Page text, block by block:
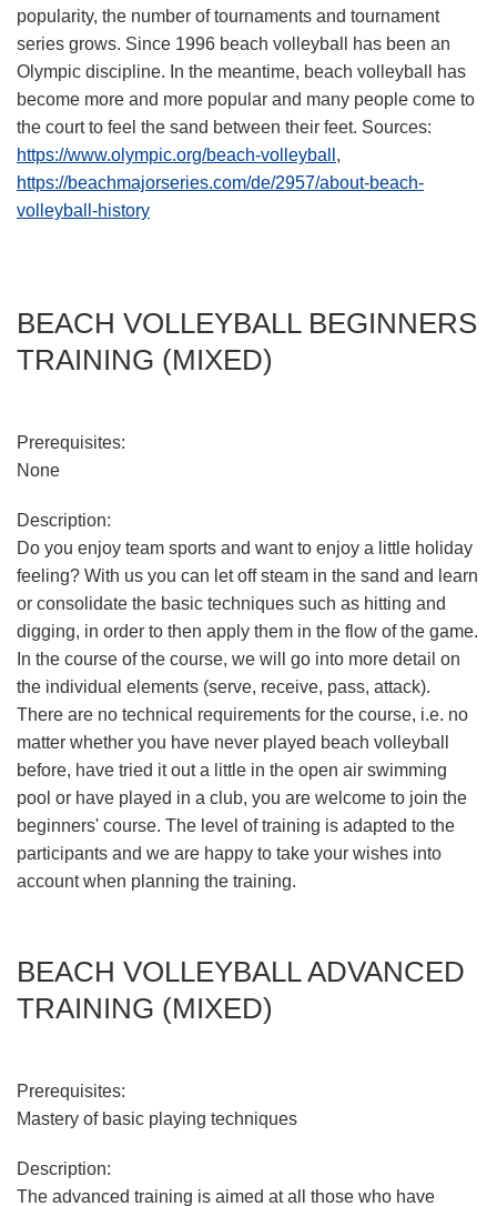
popularity, the number of tournaments and tournament
series grows. Since 1996 beach volleyball has been an
Olympic discipline. In the meantime, beach volleyball has
become more and more popular and many people come to
the court to feel the sand between their feet. Sources:
https://www.olympic.org/beach-volleyball ,
https://beachmajorseries.com/de/2957/about-beach-
volleyball-history
BEACH VOLLEYBALL BEGINNERS
TRAINING (MIXED)
Prerequisites:
None
Description:
Do you enjoy team sports and want to enjoy a little holiday
feeling? With us you can let off steam in the sand and learn
or consolidate the basic techniques such as hitting and
digging, in order to then apply them in the flow of the game.
In the course of the course, we will go into more detail on
the individual elements (serve, receive, pass, attack).
There are no technical requirements for the course, i.e. no
matter whether you have never played beach volleyball
before, have tried it out a little in the open air swimming
pool or have played in a club, you are welcome to join the
beginners' course. The level of training is adapted to the
participants and we are happy to take your wishes into
account when planning the training.
BEACH VOLLEYBALL ADVANCED
TRAINING (MIXED)
Prerequisites:
Mastery of basic playing techniques
Description:
The advanced training is aimed at all those who have